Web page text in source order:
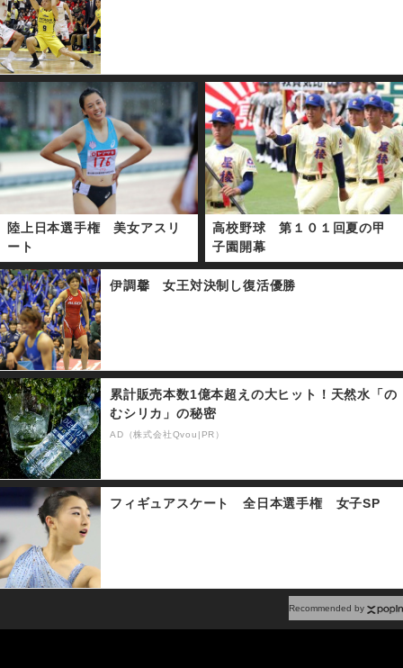
陸上日本選手権 美女アスリ
ート
高校野球 第１０１回夏の甲
子園開幕
伊調馨 女王対決制し復活優勝
累計販売本数1億本超えの大ヒット！天然水「の
むシリカ」の秘密
AD（株式会社Qvou|PR）
フィギュアスケート 全日本選手権 女子SP
Recommended by